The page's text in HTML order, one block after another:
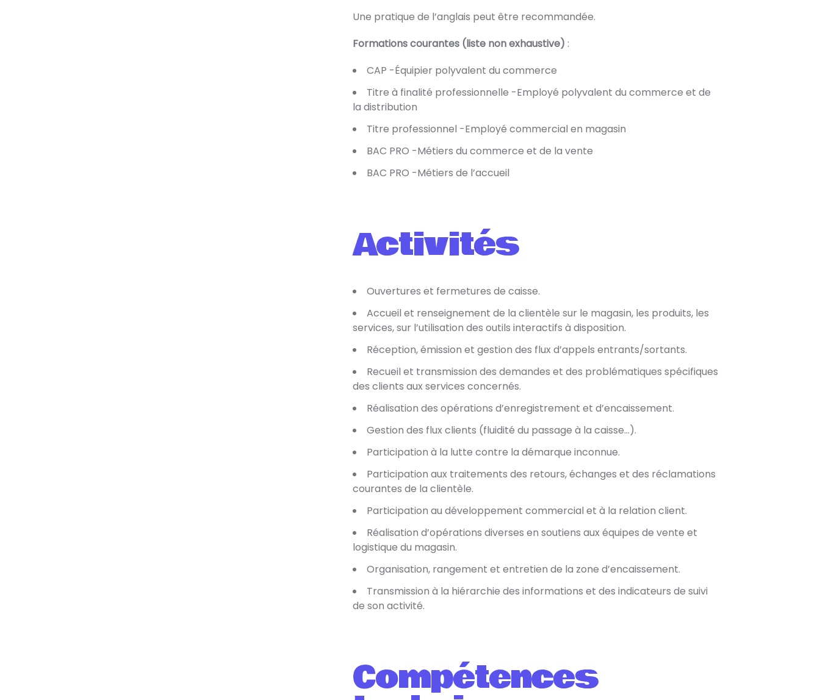
Une pratique de l’anglais peut être recommandée.
Formations courantes (liste non exhaustive) :
CAP -Équipier polyvalent du commerce
Titre à finalité professionnelle -Employé polyvalent du commerce et de
la distribution
Titre professionnel -Employé commercial en magasin
BAC PRO -Métiers du commerce et de la vente
BAC PRO -Métiers de l’accueil
Activités
Ouvertures et fermetures de caisse.
Accueil et renseignement de la clientèle sur le magasin, les produits, les
services, sur l’utilisation des outils interactifs à disposition.
Réception, émission et gestion des flux d’appels entrants/sortants.
Recueil et transmission des demandes et des problématiques spécifiques
des clients aux services concernés.
Réalisation des opérations d’enregistrement et d’encaissement.
Gestion des flux clients (fluidité du passage à la caisse…).
Participation à la lutte contre la démarque inconnue.
Participation aux traitements des retours, échanges et des réclamations
courantes de la clientèle.
Participation au développement commercial et à la relation client.
Réalisation d’opérations diverses en soutiens aux équipes de vente et
logistique du magasin.
Organisation, rangement et entretien de la zone d’encaissement.
Transmission à la hiérarchie des informations et des indicateurs de suivi
de son activité.
Compétences